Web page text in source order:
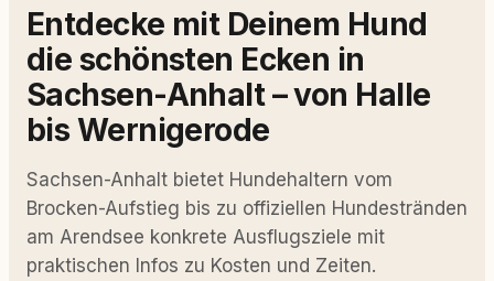
Entdecke mit Deinem Hund
die schönsten Ecken in
Sachsen-Anhalt – von Halle
bis Wernigerode
Sachsen-Anhalt bietet Hundehaltern vom
Brocken-Aufstieg bis zu offiziellen Hundestränden
am Arendsee konkrete Ausflugsziele mit
praktischen Infos zu Kosten und Zeiten.